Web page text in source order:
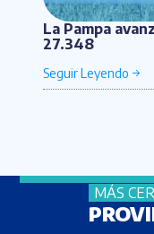
La Pampa
27.348
MÁS